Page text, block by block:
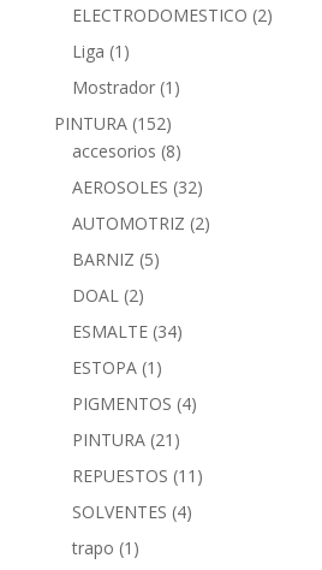
ELECTRODOMESTICO (2)
Liga (1)
Mostrador (1)
PINTURA (152)
accesorios (8)
AEROSOLES (32)
AUTOMOTRIZ (2)
BARNIZ (5)
DOAL (2)
ESMALTE (34)
ESTOPA (1)
PIGMENTOS (4)
PINTURA (21)
REPUESTOS (11)
SOLVENTES (4)
trapo (1)